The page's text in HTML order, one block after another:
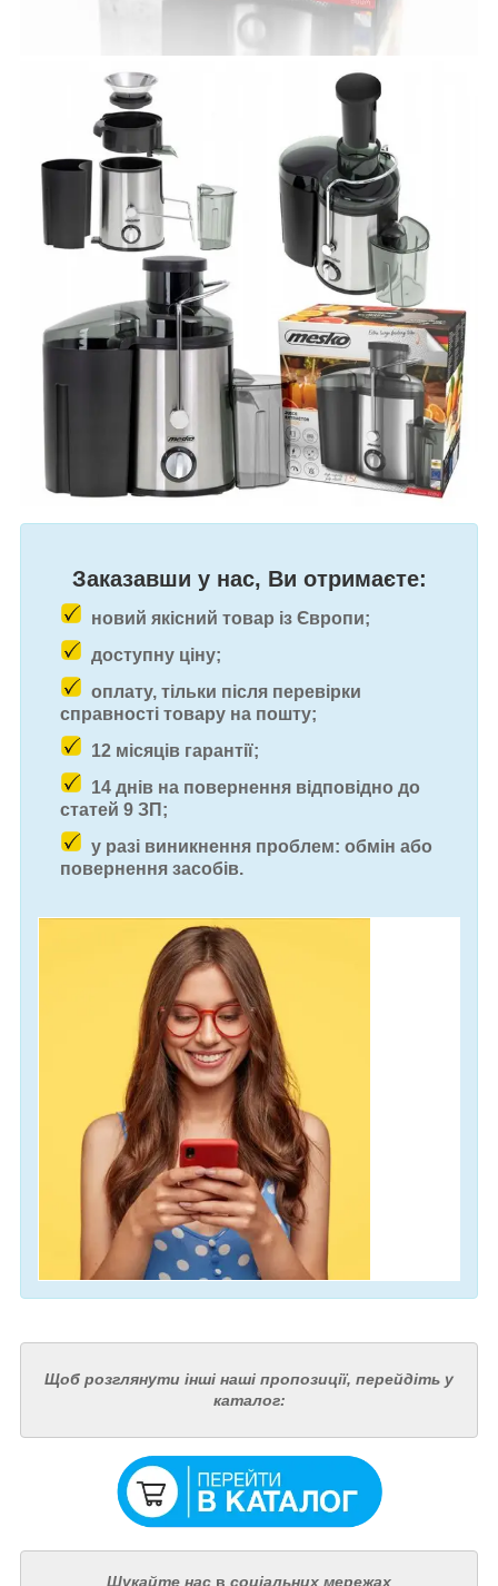
Заказавши у нас, Ви отримаєте:
новий якісний товар із Європи;
доступну ціну;
оплату, тільки після перевірки
справності товару на пошту;
12 місяців гарантії;
14 днів на повернення відповідно до
статей 9 ЗП;
у разі виникнення проблем: обмін або
повернення засобів.
Щоб розглянути інші наші пропозиції, перейдіть у
каталог:
Шукайте нас в соціальних мережах